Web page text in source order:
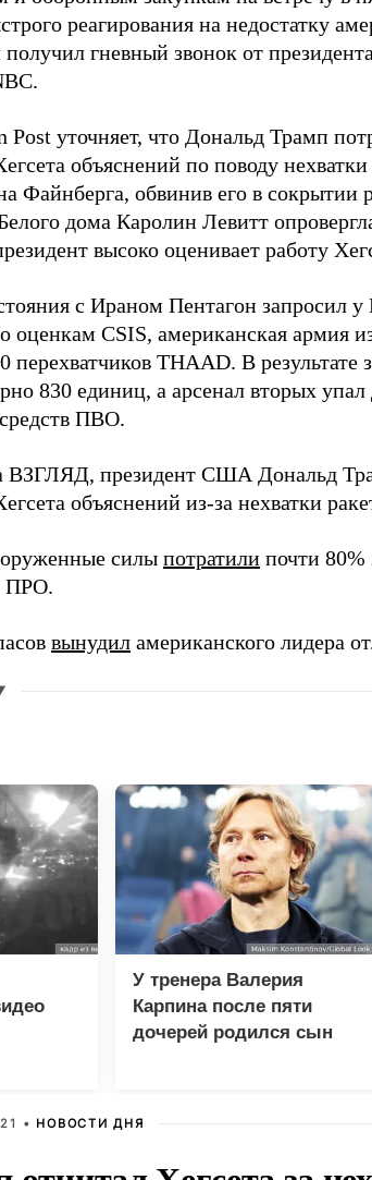
реагирования на недостатку
получил гневный звонок от
Post уточняет, что Дональд Трамп
объяснений по поводу
Файнберга, обвинив его в сокрытии
дома Каролин Левитт
высоко оценивает работу
с Ираном Пентагон запросил у
оценкам CSIS, американская армия
перехватчиков THAAD. В результате
830 единиц, а арсенал вторых
ПВО.
ВЗГЛЯД, президент США Дональд
объяснений из-за нехватки
силы потратили почти 80%
ПРО.
вынудил американского лидера
У тренера Валерия
Карпина после пяти
дочерей родился сын
• НОВОСТИ ДНЯ